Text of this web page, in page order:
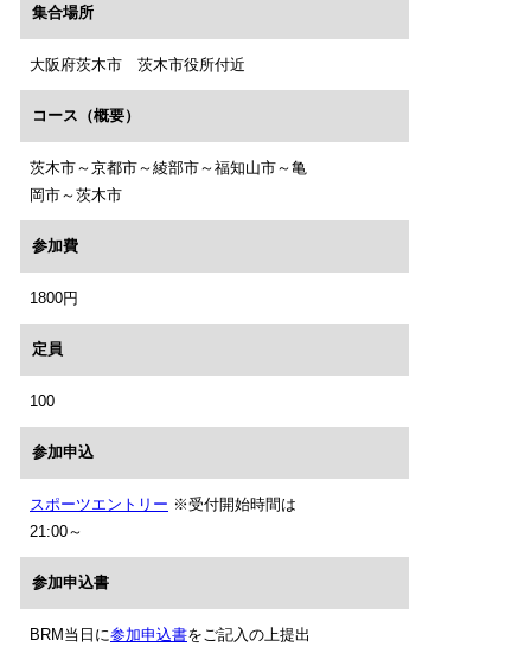
集合場所
大阪府茨木市 茨木市役所付近
コース（概要）
茨木市～京都市～綾部市～福知山市～亀
岡市～茨木市
参加費
1800円
定員
100
参加申込
スポーツエントリー ※受付開始時間は
21:00～
参加申込書
BRM当日に参加申込書をご記入の上提出